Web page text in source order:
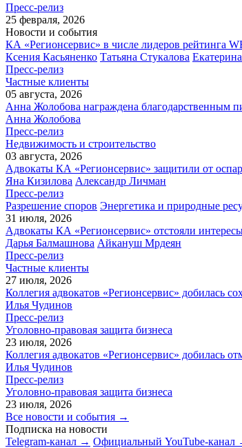
Пресс-релиз
25 февраля, 2026
Новости и события
КА «Регионсервис» в числе лидеров рейтинга
Ксения Касьяненко Татьяна Стукалова
Пресс-релиз
Частные клиенты
05 августа, 2026
Анна Жолобова награждена благодарственным
Анна Жолобова
Пресс-релиз
Недвижимость и строительство
03 августа, 2026
Адвокаты КА «Регионсервис» защитили от
Яна Кизилова Александр Личман
Пресс-релиз
Разрешение споров Энергетика и природные
31 июля, 2026
Адвокаты КА «Регионсервис» отстояли
Дарья Балмашнова Айкануш Мрдеян
Пресс-релиз
Частные клиенты
27 июля, 2026
Коллегия адвокатов «Регионсервис» добилась
Илья Чудинов
Пресс-релиз
Уголовно-правовая защита бизнеса
23 июля, 2026
Коллегия адвокатов «Регионсервис» добилась
Илья Чудинов
Пресс-релиз
Уголовно-правовая защита бизнеса
23 июля, 2026
Все новости и события →
Подписка на новости
Telegram-канал → Официальный YouTube-канал